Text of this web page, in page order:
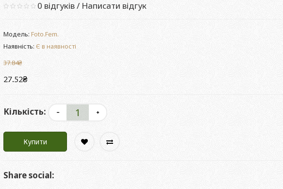
0 відгуків/ Написати відгук
Модель:Foto.Fem.
Наявність: Є в наявності
37.84₴
27.52₴
Кількість:
Купити
Share social: